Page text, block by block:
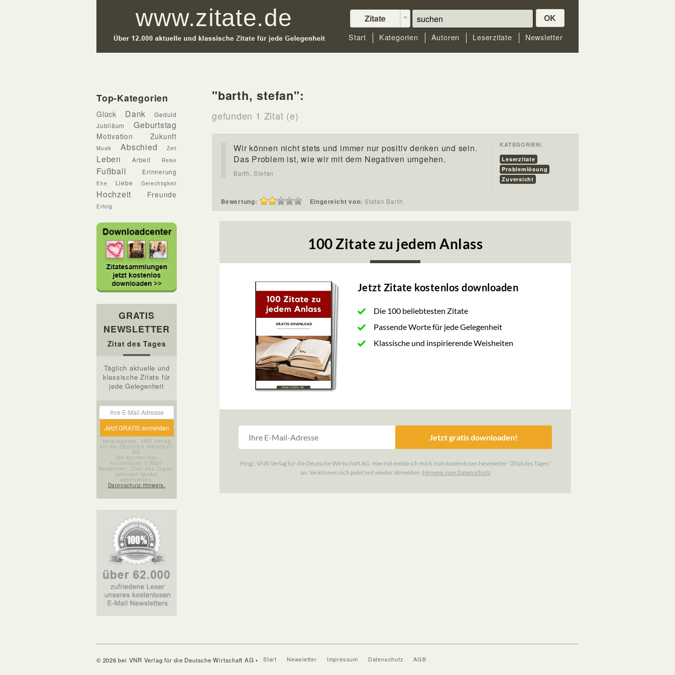
Zitate OK
Start Kategorien Autoren Leserzitate Newsletter
Top-Kategorien
Glück Dank
Geduld
Jubiläum
Geburtstag
Motivation Zukunft
Musik Abschied Zeit
Leben Arbeit Reise
Fußball Erinnerung
Ehe Liebe Gerechtigkeit
Hochzeit Freunde
Erfolg
GRATIS
NEWSLETTER
Zitat des Tages
Täglich aktuelle und
klassische Zitate für
jede Gelegenheit
Herausgeber: VNR Verlag
für die Deutsche Wirtschaft
AG
Sie können den
kostenlosen E-Mail-
Newsletter „Zitat des Tages“
jederzeit wieder
abbestellen.
Datenschutz-Hinweis.
"barth, stefan":
gefunden 1 Zitat (e)
Wir können nicht stets und immer nur positiv denken und sein.
Das Problem ist, wie wir mit dem Negativen umgehen.
Barth, Stefan
KATEGORIEN:
Leserzitate
Problemlösung
Zuversicht
Bewertung: Eingereicht von: Stefan Barth
© 2026 bei VNR Verlag für die Deutsche Wirtschaft AG • Start Newsletter Impressum Datenschutz AGB